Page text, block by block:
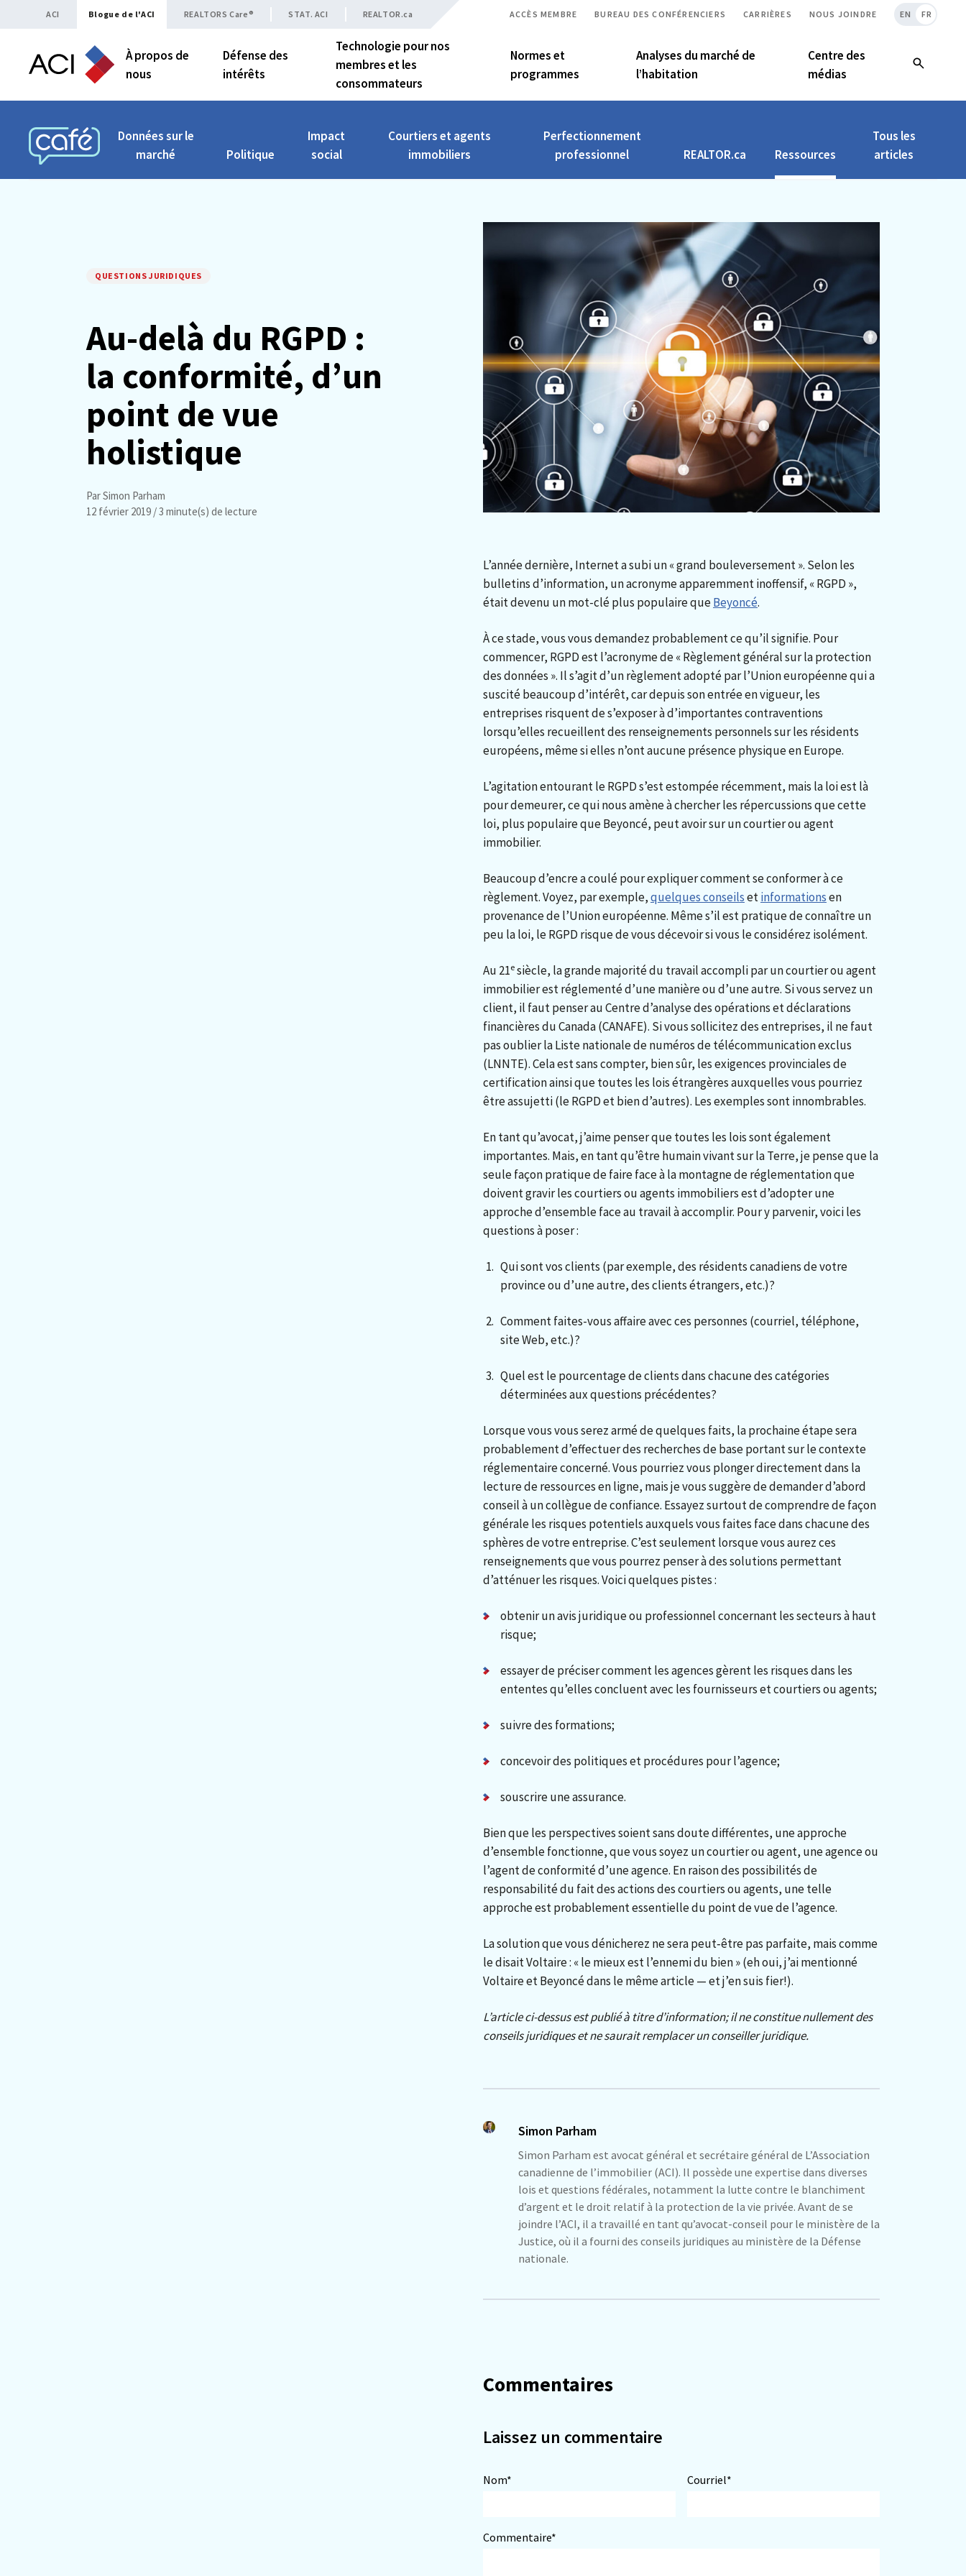
Skip to content
ACI Blogue de l'ACI REALTORS Care® STAT. ACI REALTOR.ca ACCÈS MEMBRE BUREAU DES CONFÉRENCIERS CARRIÈRES NOUS JOINDRE EN FR
À propos de
nous
Défense des
intérêts
Technologie pour nos
membres et les
consommateurs
Normes et
programmes
Analyses du marché de
l’habitation
Centre des
médias
CAFÉ ACI
Données sur le
marché
Politique
Impact
social
Courtiers et agents
immobiliers
Perfectionnement
professionnel
REALTOR.ca Ressources
Tous les
articles
QUESTIONS JURIDIQUES
Au-delà du RGPD :
la conformité, d’un
point de vue
holistique
Par Simon Parham
12 février 2019 / 3 minute(s) de lecture
L’année dernière, Internet a subi un « grand bouleversement ». Selon les
bulletins d’information, un acronyme apparemment inoffensif, « RGPD »,
était devenu un mot-clé plus populaire queBeyoncé.
À ce stade, vous vous demandez probablement ce qu’il signifie. Pour
commencer, RGPD est l’acronyme de « Règlement général sur la protection
des données ». Il s’agit d’un règlement adopté par l’Union européenne qui a
suscité beaucoup d’intérêt, car depuis son entrée en vigueur, les
entreprises risquent de s’exposer à d’importantes contraventions
lorsqu’elles recueillent des renseignements personnels sur les résidents
européens, même si elles n’ont aucune présence physique en Europe.
L’agitation entourant le RGPD s’est estompée récemment, mais la loi est là
pour demeurer, ce qui nous amène à chercher les répercussions que cette
loi, plus populaire que Beyoncé, peut avoir sur un courtier ou agent
immobilier.
Beaucoup d’encre a coulé pour expliquer comment se conformer à ce
règlement. Voyez, par exemple,quelques conseilsetinformationsen
provenance de l’Union européenne. Même s’il est pratique de connaître un
peu la loi, le RGPD risque de vous décevoir si vous le considérez isolément.
Au 21esiècle, la grande majorité du travail accompli par un courtier ou agent
immobilier est réglementé d’une manière ou d’une autre. Si vous servez un
client, il faut penser au Centre d’analyse des opérations et déclarations
financières du Canada (CANAFE). Si vous sollicitez des entreprises, il ne faut
pas oublier la Liste nationale de numéros de télécommunication exclus
(LNNTE). Cela est sans compter, bien sûr, les exigences provinciales de
certification ainsi que toutes les lois étrangères auxquelles vous pourriez
être assujetti (le RGPD et bien d’autres). Les exemples sont innombrables.
En tant qu’avocat, j’aime penser que toutes les lois sont également
importantes. Mais, en tant qu’être humain vivant sur la Terre, je pense que la
seule façon pratique de faire face à la montagne de réglementation que
doivent gravir les courtiers ou agents immobiliers est d’adopter une
approche d’ensemble face au travail à accomplir. Pour y parvenir, voici les
questions à poser :
Qui sont vos clients (par exemple, des résidents canadiens de votre
province ou d’une autre, des clients étrangers, etc.)?
Comment faites-vous affaire avec ces personnes (courriel, téléphone,
site Web, etc.)?
Quel est le pourcentage de clients dans chacune des catégories
déterminées aux questions précédentes?
Lorsque vous vous serez armé de quelques faits, la prochaine étape sera
probablement d’effectuer des recherches de base portant sur le contexte
réglementaire concerné. Vous pourriez vous plonger directement dans la
lecture de ressources en ligne, mais je vous suggère de demander d’abord
conseil à un collègue de confiance. Essayez surtout de comprendre de façon
générale les risques potentiels auxquels vous faites face dans chacune des
sphères de votre entreprise. C’est seulement lorsque vous aurez ces
renseignements que vous pourrez penser à des solutions permettant
d’atténuer les risques. Voici quelques pistes :
obtenir un avis juridique ou professionnel concernant les secteurs à haut
risque;
essayer de préciser comment les agences gèrent les risques dans les
ententes qu’elles concluent avec les fournisseurs et courtiers ou agents;
suivre des formations;
concevoir des politiques et procédures pour l’agence;
souscrire une assurance.
Bien que les perspectives soient sans doute différentes, une approche
d’ensemble fonctionne, que vous soyez un courtier ou agent, une agence ou
l’agent de conformité d’une agence. En raison des possibilités de
responsabilité du fait des actions des courtiers ou agents, une telle
approche est probablement essentielle du point de vue de l’agence.
La solution que vous dénicherez ne sera peut‑être pas parfaite, mais comme
le disait Voltaire : « le mieux est l’ennemi du bien » (eh oui, j’ai mentionné
Voltaire et Beyoncé dans le même article — et j’en suis fier!).
L’article ci-dessus est publié à titre d’information; il ne constitue nullement des
conseils juridiques et ne saurait remplacer un conseiller juridique.
Simon Parham
Simon Parham est avocat général et secrétaire général de L’Association
canadienne de l’immobilier (ACI). Il possède une expertise dans diverses
lois et questions fédérales, notamment la lutte contre le blanchiment
d’argent et le droit relatif à la protection de la vie privée. Avant de se
joindre l’ACI, il a travaillé en tant qu’avocat-conseil pour le ministère de la
Justice, où il a fourni des conseils juridiques au ministère de la Défense
nationale.
Commentaires
Laissez un commentaire
Nom* Courriel*
Commentaire*